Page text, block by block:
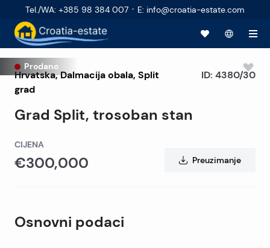
Tel./WA: +385 98 384 007 · E: info@croatia-estate.com
Prodano
Hrvatska,Dalmacija obala, Split
grad
Grad Split, trosoban stan
ID: 4380/30
CIJENA
€300,000 Preuzimanje
Osnovni podaci